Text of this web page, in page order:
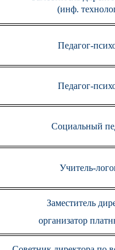
(инф.
Педагог-
Педагог-
Социальный
Учитель-
Заместитель
организатор